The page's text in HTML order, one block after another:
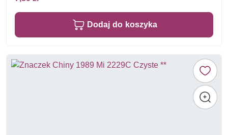
Dodaj do koszyka